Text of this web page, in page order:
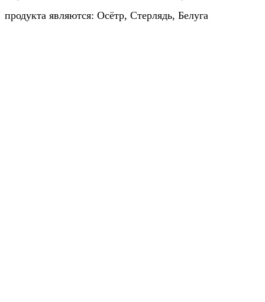
продукта являются: Осётр, Стерлядь, Белуга